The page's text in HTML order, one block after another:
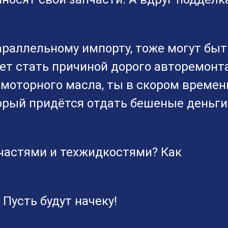
импорту, тоже могут
стать причиной дорого
масла, ты в скором
придётся отдать бешеные деньги
и техжидкостями? Как
будут начеку!